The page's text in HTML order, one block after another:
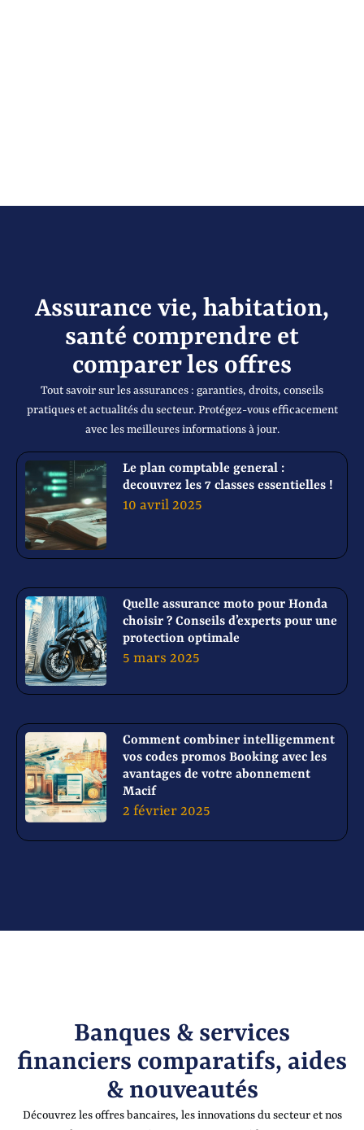
Assurance vie, habitation,
santé comprendre et
comparer les offres
Tout savoir sur les assurances : garanties, droits, conseils
pratiques et actualités du secteur. Protégez-vous efficacement
avec les meilleures informations à jour.
Le plan comptable general :
decouvrez les 7 classes essentielles !
10 avril 2025
Quelle assurance moto pour Honda
choisir ? Conseils d’experts pour une
protection optimale
5 mars 2025
Comment combiner intelligemment
vos codes promos Booking avec les
avantages de votre abonnement
Macif
2 février 2025
Banques & services
financiers comparatifs, aides
& nouveautés
Découvrez les offres bancaires, les innovations du secteur et nos